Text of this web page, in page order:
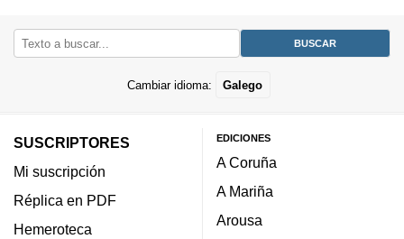
Cambiar idioma: Galego
SUSCRIPTORES
Mi suscripción
Réplica en PDF
Hemeroteca
EDICIONES
A Coruña
A Mariña
Arousa